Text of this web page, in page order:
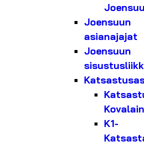
Joensuu
Joensuun
asianajajat
Joensuun
K1-